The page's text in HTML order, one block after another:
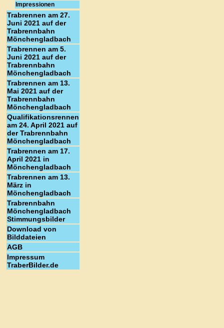
Impressionen
Trabrennen am 27.
Juni 2021 auf der
Trabrennbahn
Mönchengladbach
Trabrennen am 5.
Juni 2021 auf der
Trabrennbahn
Mönchengladbach
Trabrennen am 13.
Mai 2021 auf der
Trabrennbahn
Mönchengladbach
Qualifikationsrennen
am 24. April 2021 auf
der Trabrennbahn
Mönchengladbach
Trabrennen am 17.
April 2021 in
Mönchengladbach
Trabrennen am 13.
März in
Mönchengladbach
Trabrennbahn
Mönchengladbach
Stimmungsbilder
Download von
Bilddateien
AGB
Impressum
TraberBilder.de